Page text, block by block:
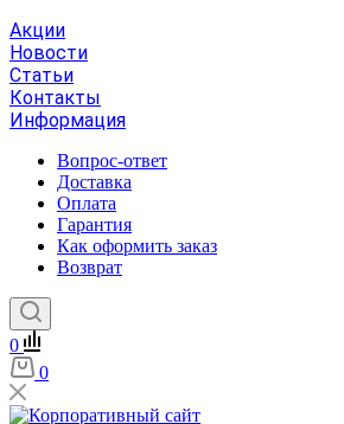
Акции
Новости
Статьи
Контакты
Информация
Вопрос-ответ
Доставка
Оплата
Гарантия
Как оформить заказ
Возврат
0
0